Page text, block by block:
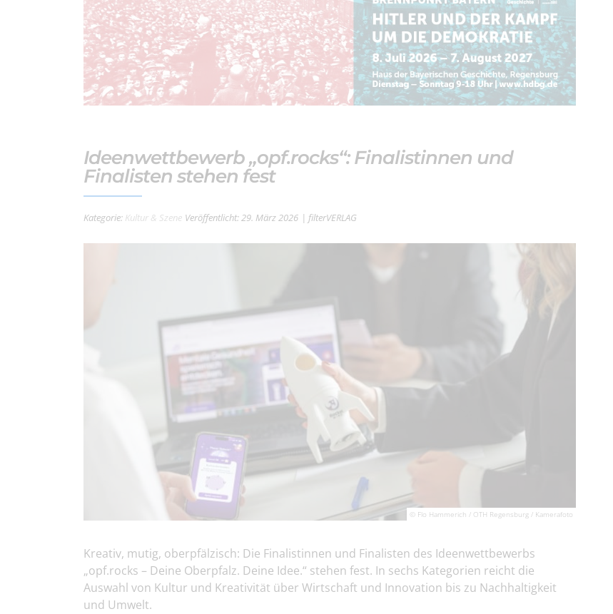
Ideenwettbewerb „opf.rocks“: Finalistinnen und
Finalisten stehen fest
Kategorie: Kultur & Szene Veröffentlicht: 29. März 2026 | filterVERLAG
© Flo Hammerich / OTH Regensburg / Kamerafoto
Kreativ, mutig, oberpfälzisch: Die Finalistinnen und Finalisten des Ideenwettbewerbs
„opf.rocks – Deine Oberpfalz. Deine Idee.“ stehen fest. In sechs Kategorien reicht die
Auswahl von Kultur und Kreativität über Wirtschaft und Innovation bis zu Nachhaltigkeit
und Umwelt.